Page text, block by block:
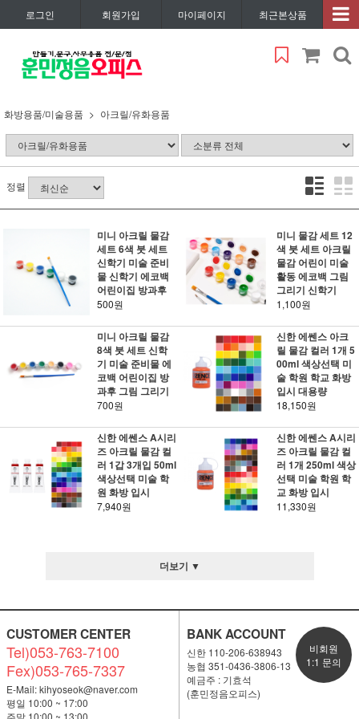
로그인 회원가입 마이페이지 최근본상품
화방용품/미술용품 아크릴/유화용품
정렬
미니 아크릴 물감
세트 6색 붓 세트
신학기 미술 준비
물 신학기 에코백
어린이집 방과후
500원
미니 물감 세트 12
색 붓 세트 아크릴
물감 어린이 미술
활동 에코백 그림
그리기 신학기
1,100원
미니 아크릴 물감
8색 붓 세트 신학
기 미술 준비물 에
코백 어린이집 방
과후 그림 그리기
700원
신한 에쎈스 아크
릴 물감 컬러 1개 5
00ml 색상선택 미
술 학원 학교 화방
입시 대용량
18,150원
신한 에쎈스 A시리
즈 아크릴 물감 컬
러 1갑 3개입 50ml
색상선택 미술 학
원 화방 입시
7,940원
신한 에쎈스 A시리
즈 아크릴 물감 컬
러 1개 250ml 색상
선택 미술 학원 학
교 화방 입시
11,330원
더보기 ▼
CUSTOMER CENTER
Tel)053-763-7100
Fex)053-765-7337
E-Mail:kihyoseok@naver.com
평일 10:00 ~ 17:00
주말 10:00 ~ 13:00
BANK ACCOUNT
신한 110-206-638943
농협 351-0436-3806-13
예금주 : 기효석
(훈민정음오피스)
비회원
1:1 문의